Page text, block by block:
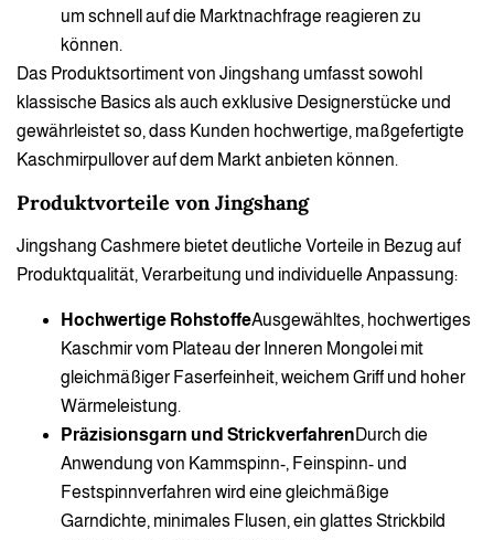
um schnell auf die Marktnachfrage reagieren zu
können.
Das Produktsortiment von Jingshang umfasst sowohl
klassische Basics als auch exklusive Designerstücke und
gewährleistet so, dass Kunden hochwertige, maßgefertigte
Kaschmirpullover auf dem Markt anbieten können.
Produktvorteile von Jingshang
Jingshang Cashmere bietet deutliche Vorteile in Bezug auf
Produktqualität, Verarbeitung und individuelle Anpassung:
Hochwertige RohstoffeAusgewähltes, hochwertiges
Kaschmir vom Plateau der Inneren Mongolei mit
gleichmäßiger Faserfeinheit, weichem Griff und hoher
Wärmeleistung.
Präzisionsgarn und StrickverfahrenDurch die
Anwendung von Kammspinn-, Feinspinn- und
Festspinnverfahren wird eine gleichmäßige
Garndichte, minimales Flusen, ein glattes Strickbild